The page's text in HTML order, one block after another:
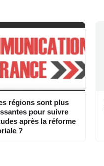
régions sont plus
pour suivre
après la réforme
?